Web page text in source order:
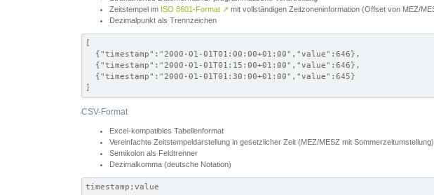
Zeitstempel im ISO 8601-Format ↗ mit vollständigen Zeitzoneninformation (Offset von MEZ/
Dezimalpunkt als Trennzeichen
[
  {"timestamp":"2000-01-01T01:00:00+01:00","value":646},
  {"timestamp":"2000-01-01T01:15:00+01:00","value":646},
  {"timestamp":"2000-01-01T01:30:00+01:00","value":645}
]
CSV-Format
Excel-kompatibles Tabellenformat
Vereinfachte Zeitstempeldarstellung in gesetzlicher Zeit (MEZ/MESZ mit Sommerzeitumstellung)
Semikolon als Feldtrenner
Dezimalkomma (deutsche Notation)
timestamp;value